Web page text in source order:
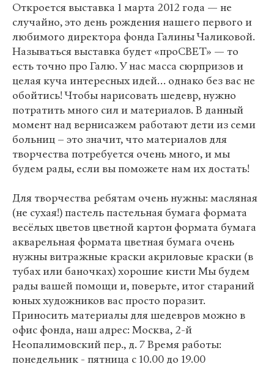
Откроется выставка 1 марта 2012 года — не
случайно, это день рождения нашего первого и
любимого директора фонда Галины Чаликовой.
Называться выставка будет «проСВЕТ» — то
есть точно про Галю. У нас масса сюрпризов и
целая куча интересных идей… однако без вас не
обойтись! Чтобы нарисовать шедевр, нужно
потратить много сил и материалов. В данный
момент над вернисажем работают дети из семи
больниц – это значит, что материалов для
творчества потребуется очень много, и мы
будем рады, если вы поможете нам их достать!
Для творчества ребятам очень нужны: масляная
(не сухая!) пастель пастельная бумага формата
весёлых цветов цветной картон формата бумага
акварельная формата цветная бумага очень
нужны витражные краски акриловые краски (в
тубах или баночках) хорошие кисти Мы будем
рады вашей помощи и, поверьте, итог стараний
юных художников вас просто поразит.
Приносить материалы для шедевров можно в
офис фонда, наш адрес: Москва, 2-й
Неопалимовский пер., д. 7 Время работы:
понедельник - пятница с 10.00 до 19.00